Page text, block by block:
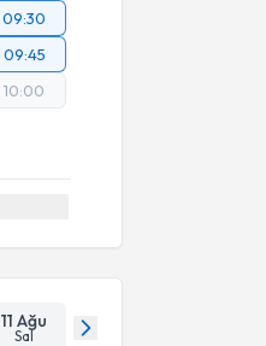
09:30
09:45
10:00
11 Ağu
Sal